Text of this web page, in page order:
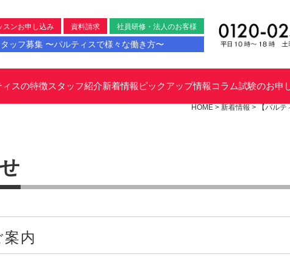
スンお申し込み 資料請求 社員研修・法人のお客様
タッフ募集 〜パルティスで様々な働き方〜
ィスの特徴スタッフ紹介新着情報ピックアップ情報コラム試験のお申
HOME > 新着情報 > 【パル
内